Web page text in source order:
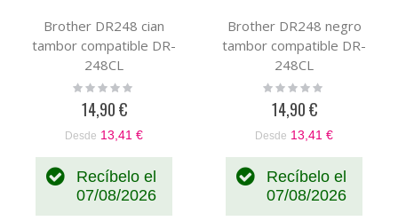
Brother DR248 cian
tambor compatible DR-
248CL
Rating:
14,90 €
Desde 13,41 €
Recíbelo el
07/08/2026
Brother DR248 negro
tambor compatible DR-
248CL
Rating:
14,90 €
Desde 13,41 €
Recíbelo el
07/08/2026